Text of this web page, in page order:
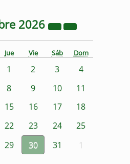
2026
Jue Vie Sáb Dom
1 2 3
4
8 9 10
11
15 16 17
18
22 23 24
25
29 30 31 1